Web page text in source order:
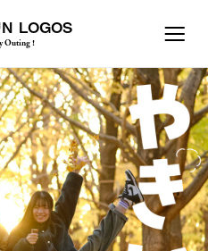
LOGOS
Outing !